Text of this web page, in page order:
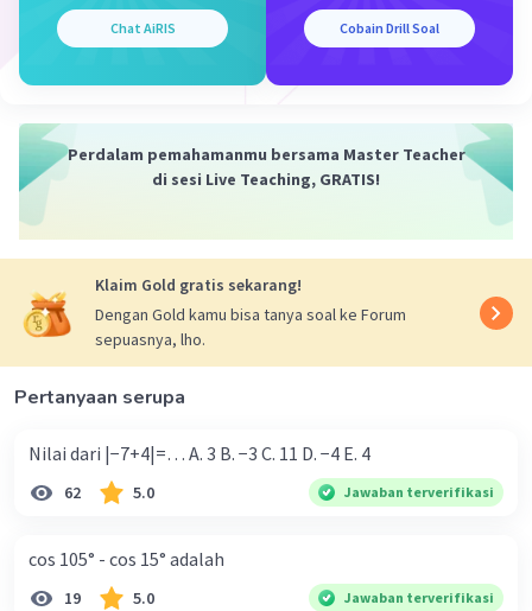
Chat AiRIS Cobain Drill Soal
Perdalam pemahamanmu bersama Master Teacher
di sesi Live Teaching, GRATIS!
Klaim Gold gratis sekarang!
Dengan Gold kamu bisa tanya soal ke Forum
sepuasnya, lho.
Pertanyaan serupa
Nilai dari |−7+4|=… A. 3 B. −3 C. 11 D. −4 E. 4
62 5.0 Jawaban terverifikasi
cos 105° - cos 15° adalah
19 5.0 Jawaban terverifikasi